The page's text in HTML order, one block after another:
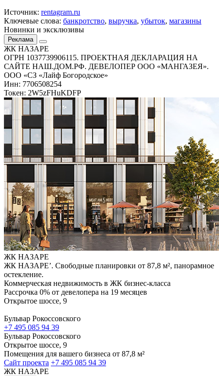
Источник: rentagram.ru
Ключевые слова: банкротство, выручка, убыток, магазины
Новинки и эксклюзивы
Реклама
ЖК НАЗАРЕ
ОГРН 1037739906115. ПРОЕКТНАЯ ДЕКЛАРАЦИЯ НА
САЙТЕ НАШ.ДОМ.РФ. ДЕВЕЛОПЕР ООО «МАНГАЗЕЯ».
ООО «СЗ «Лайф Богородское»
Инн: 7706508254
Токен: 2W5zFHuKDFP
ЖК НАЗАРЕ
ЖК НАЗАРЕ’. Свободные планировки от 87,8 м², панорамное
остекление.
Коммерческая недвижимость в ЖК бизнес-класса
Рассрочка 0% от девелопера на 19 месяцев
Открытое шоссе, 9
Бульвар Рокоссовского
+7 495 085 94 39
Бульвар Рокоссовского
Открытое шоссе, 9
Помещения для вашего бизнеса от 87,8 м²
Сайт проекта +7 495 085 94 39
ЖК НАЗАРЕ